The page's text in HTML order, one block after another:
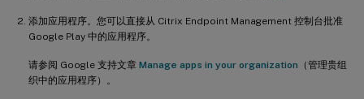
添加应用程序。您可以直接从 Citrix Endpoint Management 控制台批准
Google Play 中的应用程序。
请参阅 Google 支持文章 Manage apps in your organization （管理贵组
织中的应用程序）。